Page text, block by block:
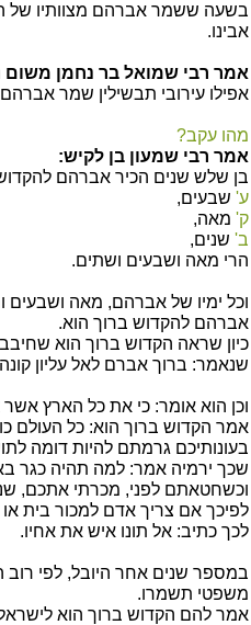
בשעה ששמר אברהם מצוותיו של
אבינו.
אמר רבי שמואל בר נחמן משום
אפילו עירובי תבשילין שמר
מהו עקב?
אמר רבי שמעון בן לקיש:
בן שלש שנים הכיר אברהם להקדוש
ע' שבעים,
ק' מאה,
ב' שנים,
הרי מאה ושבעים ושתים.
וכל ימיו של אברהם, מאה
אברהם להקדוש ברוך הוא.
כיון שראה הקדוש ברוך הוא
שנאמר: ברוך אברם לאל עליון
וכן הוא אומר: כי את כל הארץ
אמר הקדוש ברוך הוא: כל העולם
בעונותיכם גרמתם להיות דומה
שכך ירמיה אמר: למה תהיה כגר
וכשחטאתם לפני, מכרתי אתכם,
לפיכך אם צריך אדם למכור בית או
לכך כתיב: אל תונו איש את אחיו.
במספר שנים אחר היובל, לפי
משפטי תשמרו.
אמר להם הקדוש ברוך הוא